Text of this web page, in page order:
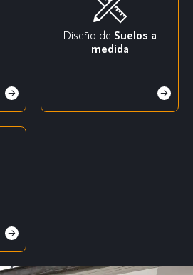
Diseño de Suelos a
medida